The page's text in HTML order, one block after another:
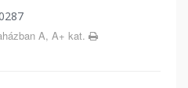
A, A+ kat.